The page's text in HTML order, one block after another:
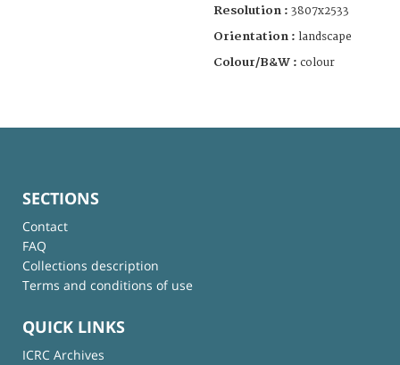
Resolution : 3807x2533
Orientation : landscape
Colour/B&W : colour
SECTIONS
Contact
FAQ
Collections description
Terms and conditions of use
QUICK LINKS
ICRC Archives